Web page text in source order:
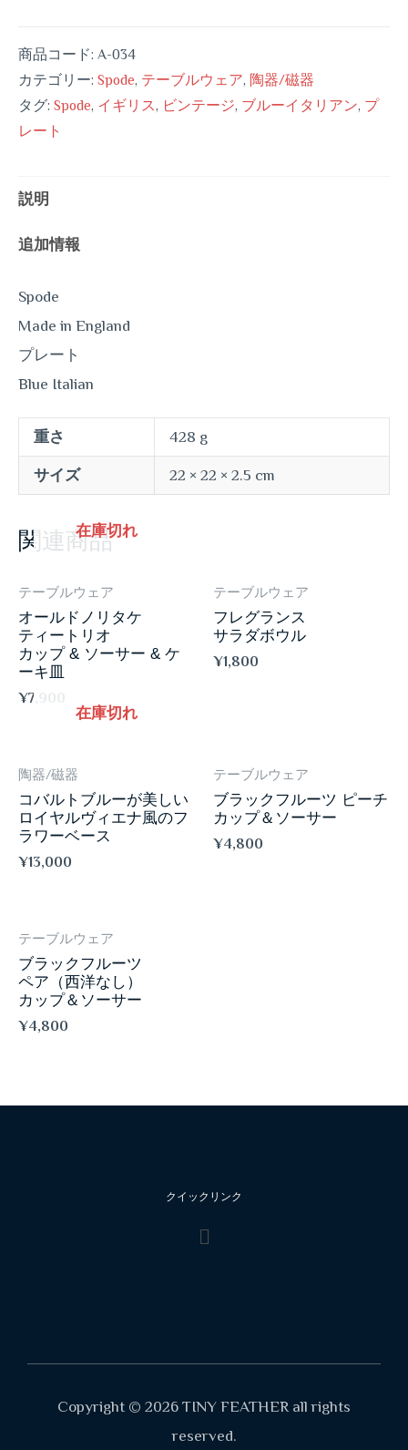
商品コード: A-034
カテゴリー: Spode, テーブルウェア, 陶器/磁器
タグ: Spode, イギリス, ビンテージ, ブルーイタリアン, プ
レート
説明
追加情報
Spode
Made in England
プレート
Blue Italian
重さ 428 g
サイズ 22 × 22 × 2.5 cm
関連商品
在庫切れ
テーブルウェア
オールドノリタケ
ティートリオ
カップ & ソーサー & ケ
ーキ皿
¥7,900
テーブルウェア
フレグランス
サラダボウル
¥1,800
在庫切れ
陶器/磁器
コバルトブルーが美しい
ロイヤルヴィエナ風のフ
ラワーベース
¥13,000
テーブルウェア
ブラックフルーツ ピーチ
カップ＆ソーサー
¥4,800
テーブルウェア
ブラックフルーツ
ペア（西洋なし）
カップ＆ソーサー
¥4,800
クイックリンク
Copyright © 2026 TINY FEATHER all rights
reserved.